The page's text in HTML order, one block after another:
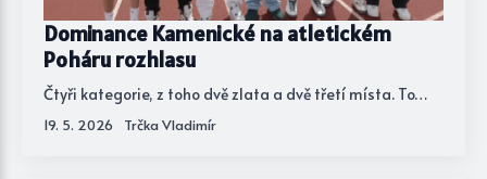
Dominance Kamenické na atletickém
Poháru rozhlasu
19. 5. 2026 Trčka Vladimír
Čtyři kategorie, z toho dvě zlata a dvě třetí místa. To…